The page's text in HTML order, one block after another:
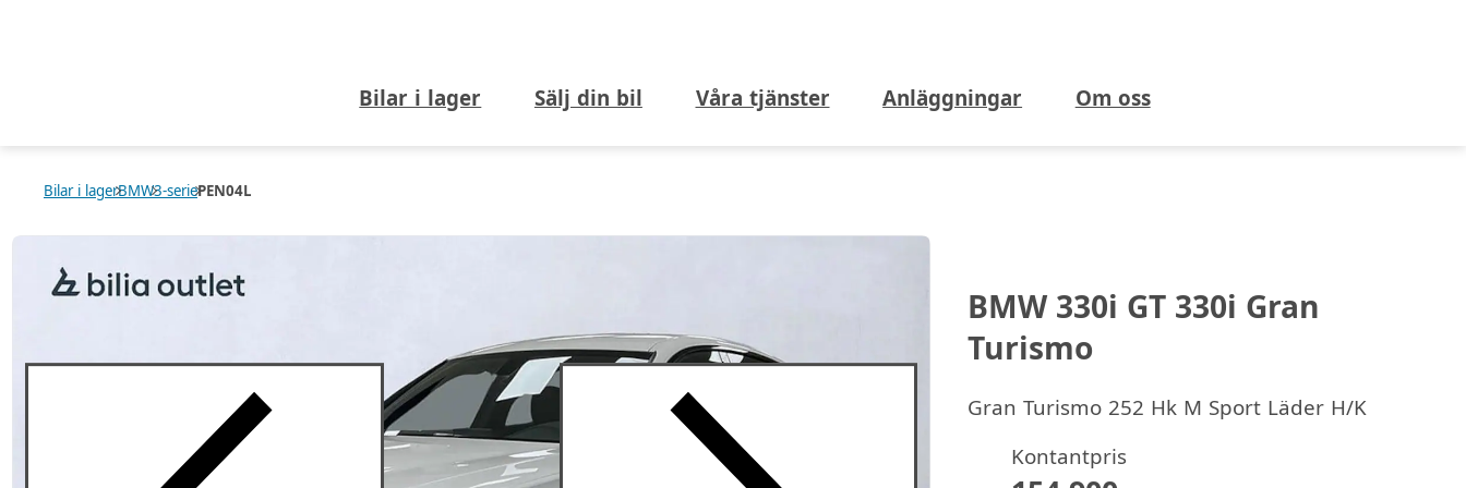
Bilar i lager Sälj din bil Våra tjänster Anläggningar Om oss
Bilar i lagerBMW3-seriePEN04L
BMW 330i GT 330i Gran
Turismo
Gran Turismo 252 Hk M Sport Läder H/K
Kontantpris